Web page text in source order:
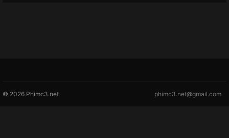
© 2026 Phimc3.net phimc3.net@gmail.com